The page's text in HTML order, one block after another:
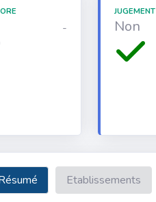
-
JUGEMENT
Non
Etablissements